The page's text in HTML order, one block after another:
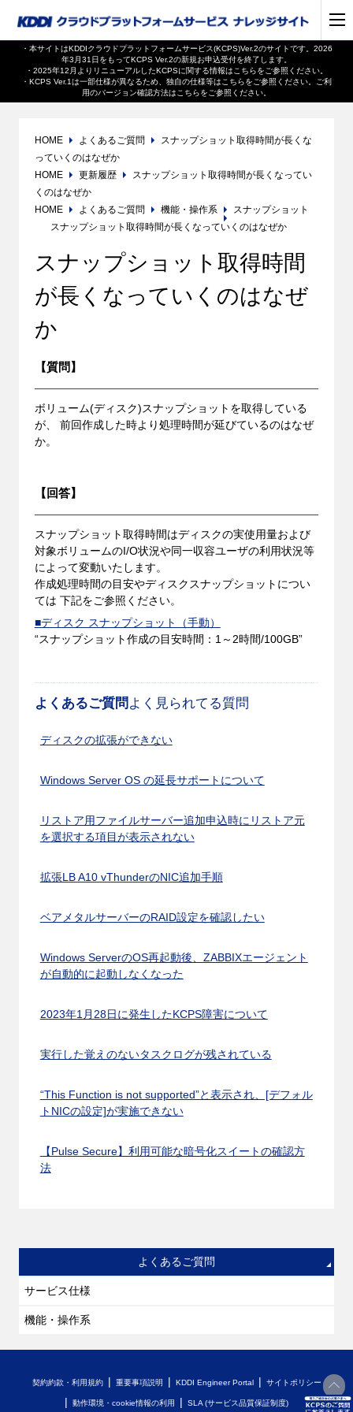
・本サイトはKDDIクラウドプラットフォームサービス(KCPS)Ver.2のサイトです。2026
年3月31日をもってKCPS Ver.2の新規お申込受付を終了します。
・2025年12月よりリニューアルしたKCPSに関する情報は こちらをご参照ください。
・KCPS Ver.1は一部仕様が異なるため、独自の仕様等は こちらをご参照ください。ご利
用のバージョン確認方法は こちらをご参照ください。
HOME よくあるご質問
スナップショット取得時間が長くな
っていくのはなぜか
HOME
更新履歴
スナップショット取得時間が長くなってい
くのはなぜか
HOME
よくあるご質問 機能・操作系
スナップショット
スナップショット取得時間が長くなっていくのはなぜか
スナップショット取得時間
が長くなっていくのはなぜ
か
【質問】
ボリューム(ディスク)スナップショットを取得している
が、 前回作成した時より処理時間が延びているのはなぜ
か。
【回答】
スナップショット取得時間はディスクの実使用量および
対象ボリュームのI/O状況や同一収容ユーザの利用状況等
によって変動いたします。
作成処理時間の目安やディスクスナップショットについ
ては 下記をご参照ください。
■ディスク スナップショット（手動）
“スナップショット作成の目安時間：1～2時間/100GB”
よくあるご質問 よく見られてる質問
ディスクの拡張ができない
Windows Server OS の延長サポートについて
リストア用ファイルサーバー追加申込時にリストア元
を選択する項目が表示されない
拡張LB A10 vThunderのNIC追加手順
ベアメタルサーバーのRAID設定を確認したい
Windows ServerのOS再起動後、ZABBIXエージェント
が自動的に起動しなくなった
2023年1月28日に発生したKCPS障害について
実行した覚えのないタスクログが残されている
“This Function is not supported”と表示され、[デフォル
トNICの設定]が実施できない
【Pulse Secure】利用可能な暗号化スイートの確認方
法
よくあるご質問
サービス仕様
機能・操作系
契約約款・利用規約 重要事項説明 KDDI Engineer Portal サイトポリシー
動作環境・cookie情報の利用 SLA (サービス品質保証制度)